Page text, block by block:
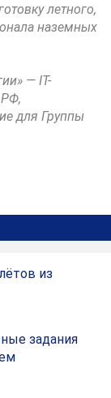
летного,
наземных
— IT-
для Группы
из
задания